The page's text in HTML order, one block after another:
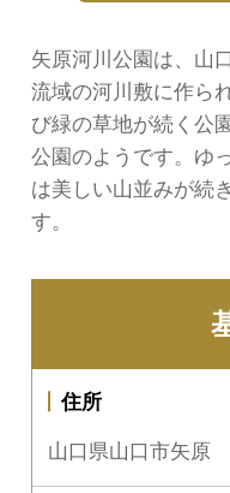
矢原河川公園は、山
流域の河川敷に作ら
び緑の草地が続く公
公園のようです。ゆ
は美しい山並みが続
す。
住所
山口県山口市矢原